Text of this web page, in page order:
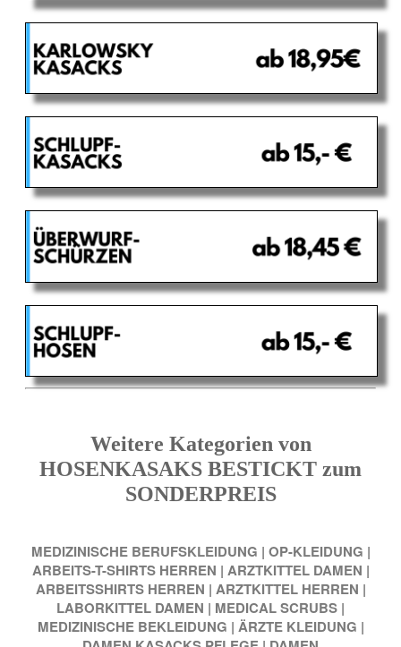
Weitere Kategorien von
HOSENKASAKS BESTICKT zum
SONDERPREIS
MEDIZINISCHE BERUFSKLEIDUNG | OP-KLEIDUNG |
ARBEITS-T-SHIRTS HERREN | ARZTKITTEL DAMEN |
ARBEITSSHIRTS HERREN | ARZTKITTEL HERREN |
LABORKITTEL DAMEN | MEDICAL SCRUBS |
MEDIZINISCHE BEKLEIDUNG | ÄRZTE KLEIDUNG |